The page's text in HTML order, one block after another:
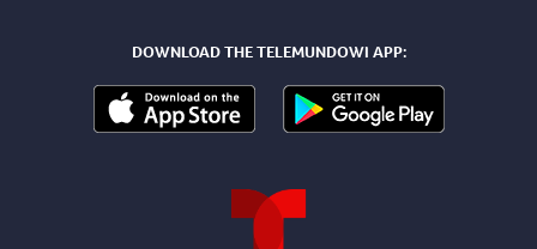
DOWNLOAD THE TELEMUNDOWI APP: